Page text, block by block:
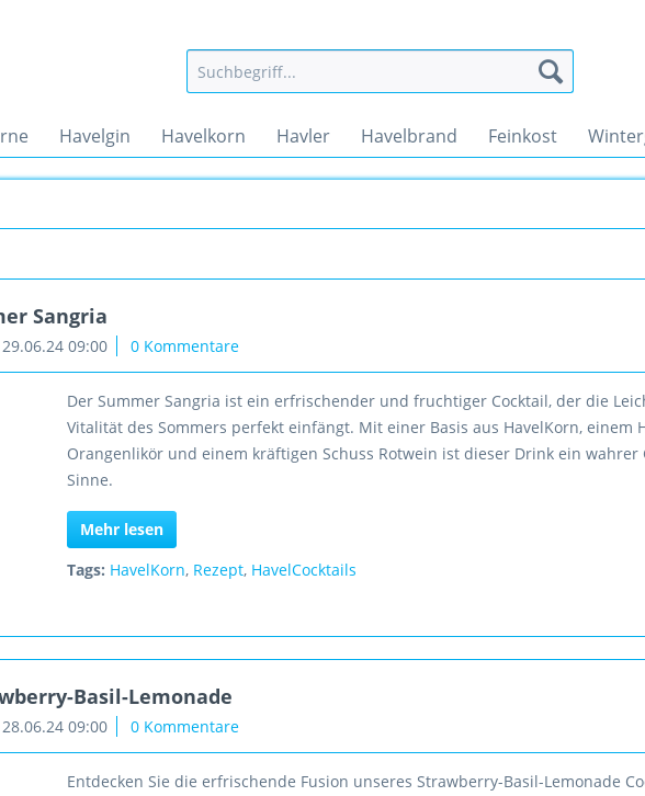
Havelgin Havelkorn Havler Havelbrand Feinkost
Sangria
29.06.24 09:00 0 Kommentare
Der Summer Sangria ist ein erfrischender und fruchtiger Cocktail, der die
Vitalität des Sommers perfekt einfängt. Mit einer Basis aus HavelKorn, einem
Orangenlikör und einem kräftigen Schuss Rotwein ist dieser Drink ein wahrer
Sinne.
Mehr lesen
Tags: HavelKorn, Rezept, HavelCocktails
Basil-Lemonade
28.06.24 09:00 0 Kommentare
Entdecken Sie die erfrischende Fusion unseres Strawberry-Basil-Lemonade